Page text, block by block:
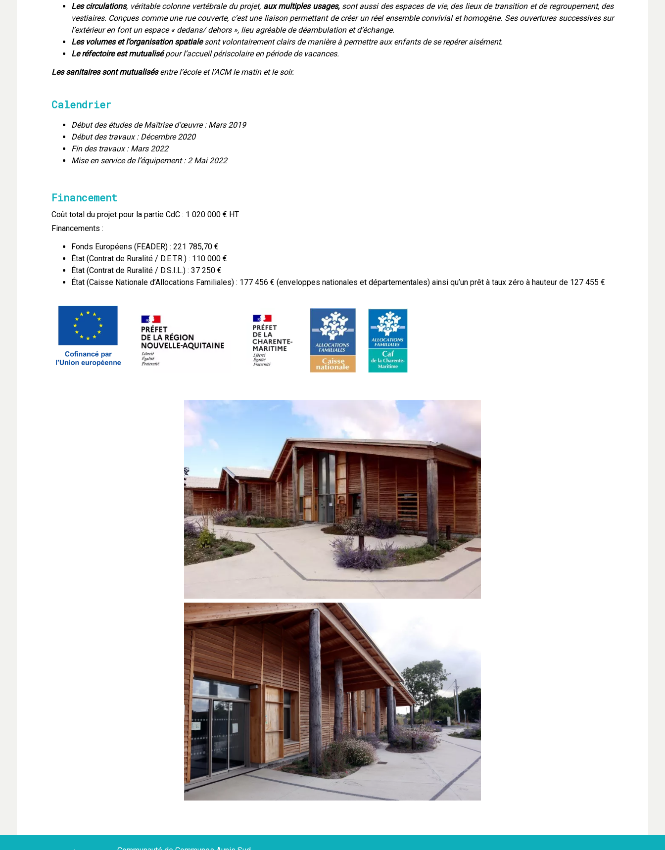
Les circulations, véritable colonne vertébrale du projet, aux multiples usages, sont aussi des espaces de vie, des lieux de transition et de regroupement, des
vestiaires. Conçues comme une rue couverte, c’est une liaison permettant de créer un réel ensemble convivial et homogène. Ses ouvertures successives sur
l’extérieur en font un espace « dedans/ dehors », lieu agréable de déambulation et d’échange.
Les volumes et l’organisation spatialesont volontairement clairs de manière à permettre aux enfants de se repérer aisément.
Le réfectoire est mutualisépour l’accueil périscolaire en période de vacances.
Les sanitaires sont mutualisésentre l’école et l’ACM le matin et le soir.
Calendrier
Début des études de Maîtrise d’œuvre : Mars 2019
Début des travaux : Décembre 2020
Fin des travaux : Mars 2022
Mise en service de l’équipement : 2 Mai 2022
Financement
Coût total du projet pour la partie CdC : 1 020 000 € HT
Financements :
Fonds Européens (FEADER) : 221 785,70 €
État (Contrat de Ruralité / D.E.T.R.) : 110 000 €
État (Contrat de Ruralité / D.S.I.L.) : 37 250 €
État (Caisse Nationale d’Allocations Familiales) : 177 456 € (enveloppes nationales et départementales) ainsi qu’un prêt à taux zéro à hauteur de 127 455 €